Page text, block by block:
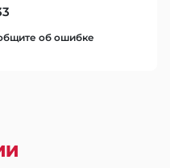
об ошибке